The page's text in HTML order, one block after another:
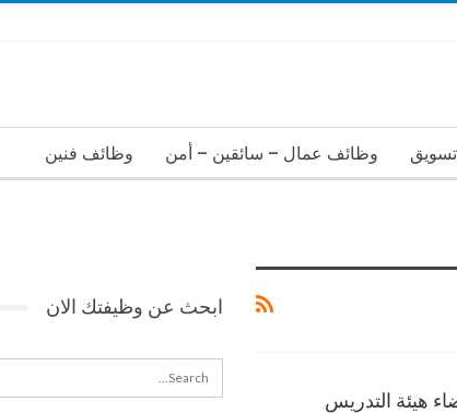
وظائف عمال – سائقين – أمن وظائف فنين
وظائف أعضاء هيئة التدريس
ابحث عن وظيفتك الان